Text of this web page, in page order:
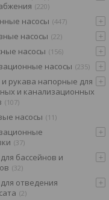
220
насосы 447
насосы 22
насосы 156
насосы 235
рукава напорные для
и канализационных
107
насосы 11
37
бассейнов и
32
отведения
2